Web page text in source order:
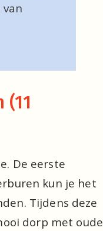
van
De eerste
kun je het
Tijdens deze
dorp met oude